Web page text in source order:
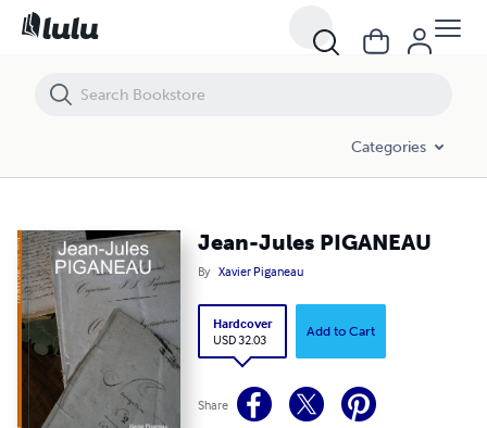
Categories
Jean-Jules PIGANEAU
By Xavier Piganeau
Hardcover
USD 32.03
Add to Cart
Share
Jean-Jules PIGANEAU